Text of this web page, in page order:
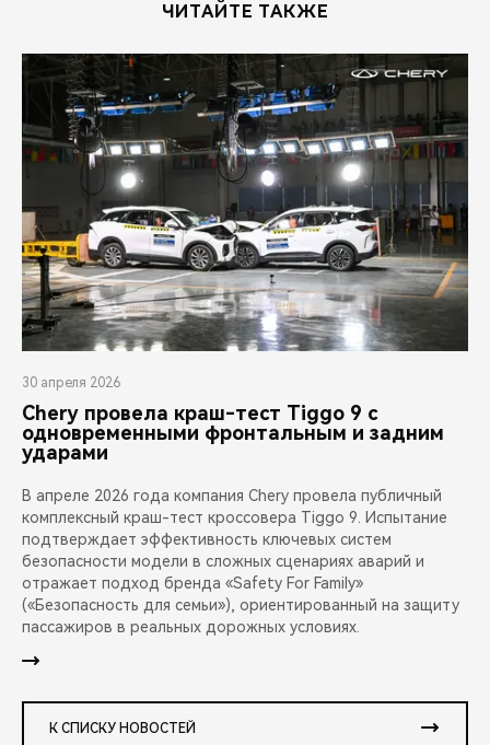
ЧИТАЙТЕ ТАКЖЕ
30 апреля 2026
Chery провела краш-тест Tiggo 9 с
одновременными фронтальным и задним
ударами
В апреле 2026 года компания Chery провела публичный
комплексный краш-тест кроссовера Tiggo 9. Испытание
подтверждает эффективность ключевых систем
безопасности модели в сложных сценариях аварий и
отражает подход бренда «Safety For Family»
(«Безопасность для семьи»), ориентированный на защиту
пассажиров в реальных дорожных условиях.
К СПИСКУ НОВОСТЕЙ